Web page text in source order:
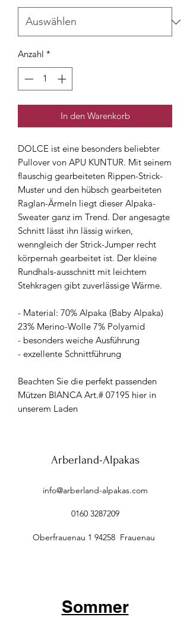
Anzahl *
In den Warenkorb
DOLCE ist eine besonders beliebter
Pullover von APU KUNTUR. Mit seinem
flauschig gearbeiteten Rippen-Strick-
Muster und den hübsch gearbeiteten
Raglan-Ärmeln liegt dieser Alpaka-
Sweater ganz im Trend. Der angesagte
Schnitt lässt ihn lässig wirken,
wenngleich der Strick-Jumper recht
körpernah gearbeitet ist. Der kleine
Rundhals-ausschnitt mit leichtem
Stehkragen gibt zuverlässige Wärme.
- Material: 70% Alpaka (Baby Alpaka)
23% Merino-Wolle 7% Polyamid
- besonders weiche Ausführung
- exzellente Schnittführung
Beachten Sie die perfekt passenden
Mützen BIANCA Art.# 07195 hier in
unserem Laden
Arberland-Alpakas
info@arberland-alpakas.com
0160 3287209
Oberfrauenau 1 94258 Frauenau
Sommer